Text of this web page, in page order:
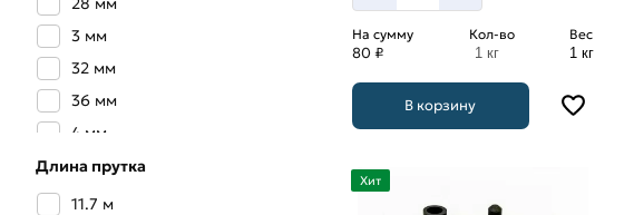
3 мм
32 мм
36 мм
4 мм
40 мм
5 мм
Длина прутка
11.7 м
На сумму
80 ₽
Кол-во
1 кг
Вес
1 кг
В корзину
Хит